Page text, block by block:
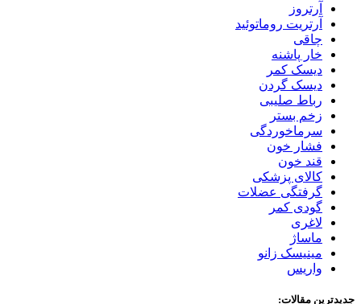
آرتروز
آرتریت روماتوئید
چاقی
خار پاشنه
دیسک کمر
دیسک گردن
رباط صلیبی
زخم بستر
سرماخوردگی
فشار خون
قند خون
کالای پزشکی
گرفتگی عضلات
گودی کمر
لاغری
ماساژ
مینیسک زانو
واریس
جدیدترین مقالات: